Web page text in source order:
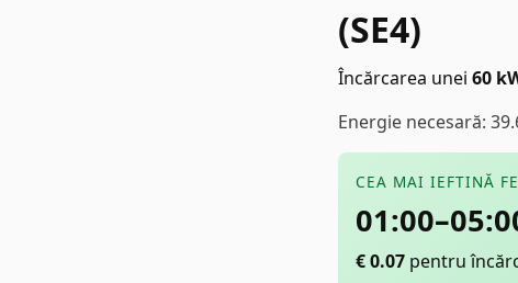
(SE4)
Încărcarea unei 60
Energie necesară:
CEA MAI IEFTINĂ
€0.07 pentru